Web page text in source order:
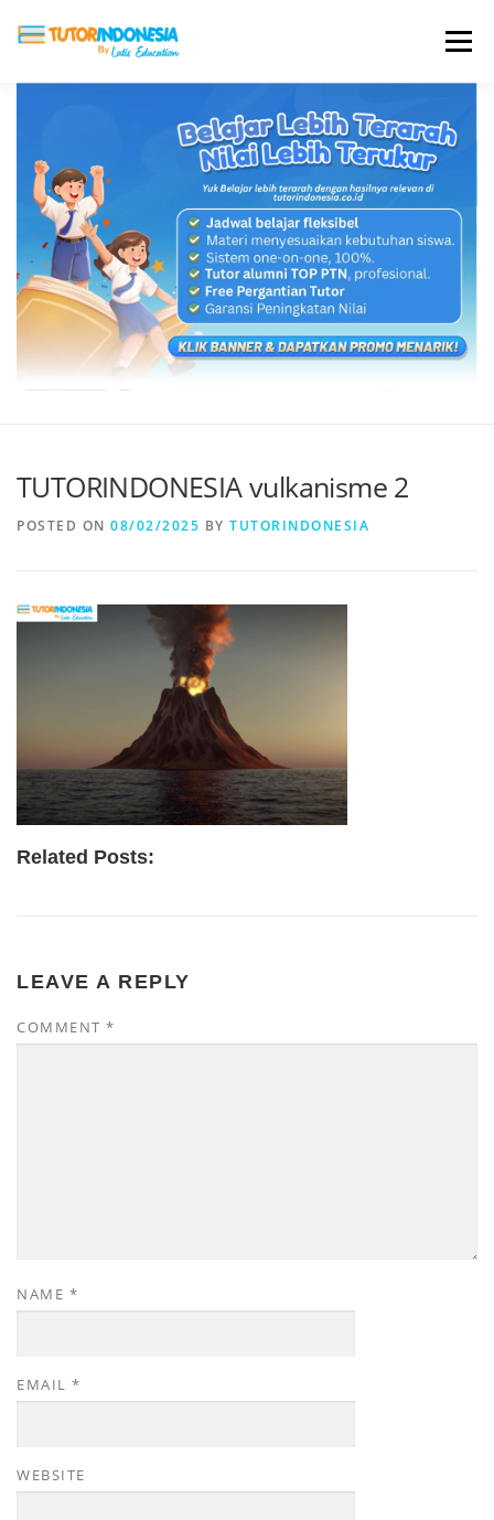
Menu
ABOUT US JADI PENGAJAR
BIAYA LES TESTIMONI PROFIL ALUMNI
BLOG DAFTAR SEKOLAH
TUTORINDONESIA vulkanisme 2
POSTED ON 08/02/2025 BY TUTORINDONESIA
Related Posts:
LEAVE A REPLY
COMMENT *
NAME *
EMAIL *
WEBSITE